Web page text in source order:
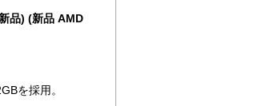
品) (新品 AMD
を採用。